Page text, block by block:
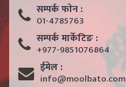
सम्पर्क फाेन :
01-4785763
सम्पर्क मार्केटिङ :
+977-9851076864
ईमेल :
info@moolbato.com